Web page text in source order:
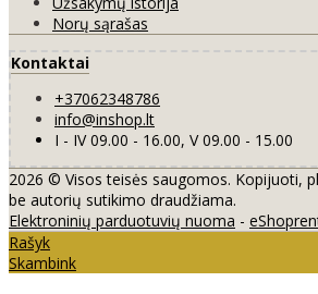
Norų sąrašas
Kontaktai
+37062348786
info@inshop.lt
I - IV 09.00 - 16.00, V 09.00 - 15.00
2026 © Visos teisės saugomos. Kopijuoti,
be autorių sutikimo draudžiama.
Elektroninių parduotuvių nuoma -
Rašyk
Skambink